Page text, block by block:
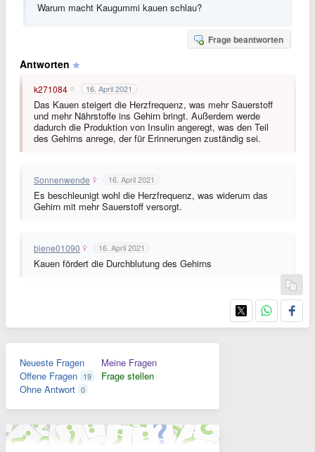
Warum macht Kaugummi kauen schlau?
Frage beantworten
Antworten
k271084 16. April 2021
Das Kauen steigert die Herzfrequenz, was mehr Sauerstoff
und mehr Nährstoffe ins Gehirn bringt. Außerdem werde
dadurch die Produktion von Insulin angeregt, was den Teil
des Gehirns anrege, der für Erinnerungen zuständig sei.
Sonnenwende 16. April 2021
Es beschleunigt wohl die Herzfrequenz, was widerum das
Gehirn mit mehr Sauerstoff versorgt.
biene01090 16. April 2021
Kauen fördert die Durchblutung des Gehirns
Neueste Fragen
Offene Fragen 19
Ohne Antwort 0
Meine Fragen
Frage stellen